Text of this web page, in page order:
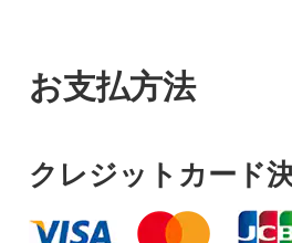
お支払方法
クレジットカード